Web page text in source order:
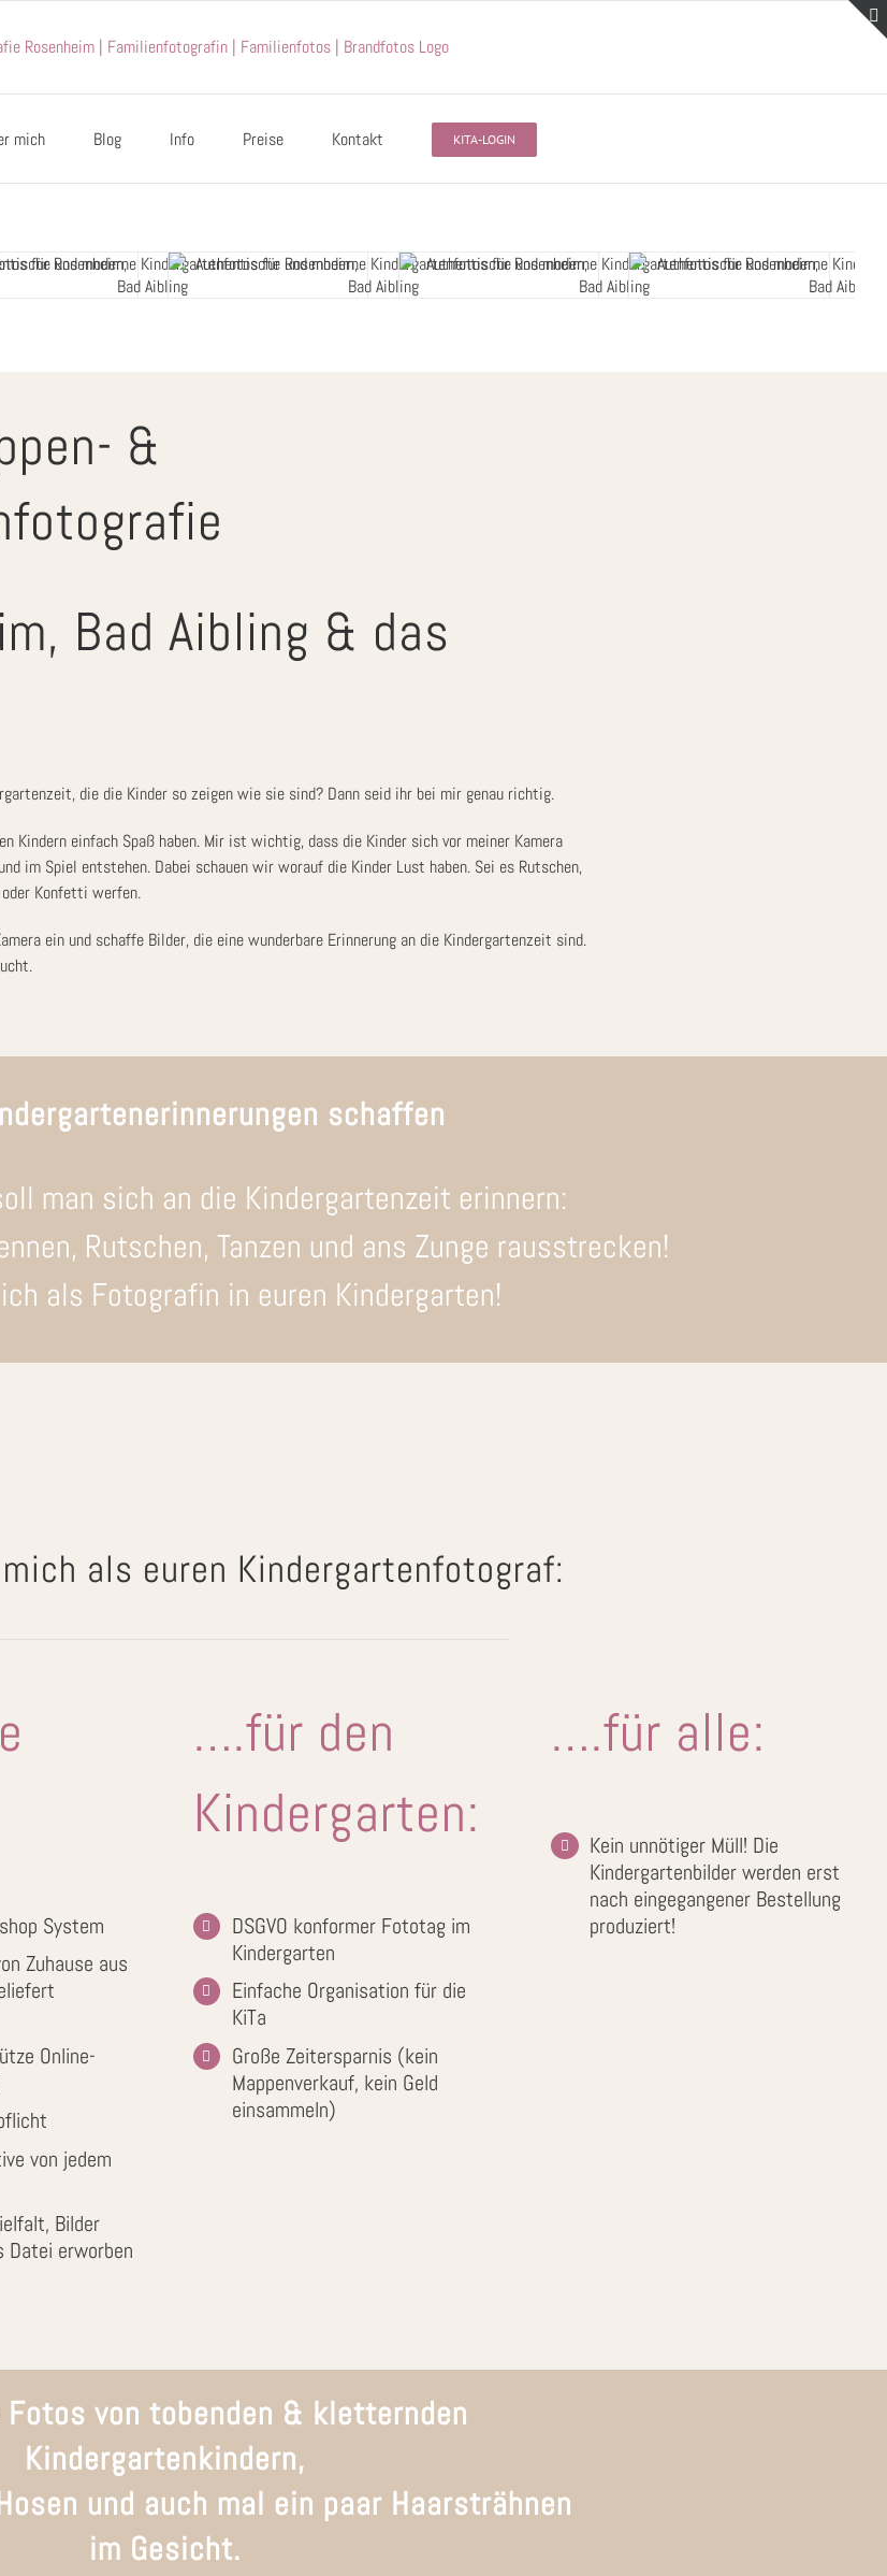
mich Blog Info Preise Kontakt KITA-LOGIN
&
Bad Aibling & das
die die Kinder so zeigen wie sie sind? Dann seid ihr bei mir genau richtig.
Kindern einfach Spaß haben. Mir ist wichtig, dass die Kinder sich vor meiner Kamera
im Spiel entstehen. Dabei schauen wir worauf die Kinder Lust haben. Sei es Rutschen,
oder Konfetti werfen.
ein und schaffe Bilder, die eine wunderbare Erinnerung an die Kindergartenzeit sind.
schaffen
man sich an die Kindergartenzeit erinnern:
Rutschen, Tanzen und ans Zunge rausstrecken!
als Fotografin in euren Kindergarten!
als euren Kindergartenfotograf:
System
Zuhause aus
Online-
von jedem
Bilder
Datei erworben
….für den
Kindergarten:
DSGVO konformer Fototag im
Kindergarten
Einfache Organisation für die
KiTa
Große Zeitersparnis (kein
Mappenverkauf, kein Geld
einsammeln)
….für alle:
Kein unnötiger Müll! Die
Kindergartenbilder werden erst
nach eingegangener Bestellung
produziert!
Fotos von tobenden & kletternden
Kindergartenkindern,
und auch mal ein paar Haarsträhnen
im Gesicht.